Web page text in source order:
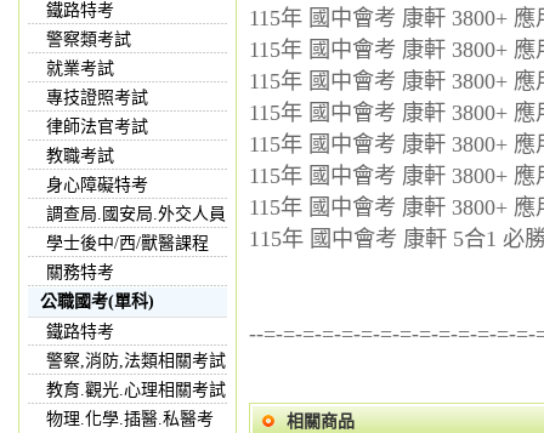
鐵路特考
警察類考試
就業考試
專技證照考試
律師法官考試
教職考試
身心障礙特考
調查局.國安局.外交人員
學士後中/西/獸醫課程
關務特考
公職國考(單科)
鐵路特考
警察,消防,法類相關考試
教育.觀光.心理相關考試
物理.化學.插醫.私醫考
115年 國中會考 康軒 3800+
115年 國中會考 康軒 3800+
115年 國中會考 康軒 3800+
115年 國中會考 康軒 3800+
115年 國中會考 康軒 3800+
115年 國中會考 康軒 3800+
115年 國中會考 康軒 3800+
115年 國中會考 康軒 5合1 必
--=-=-=-=-=-=-=-=-=-=-=-=-=-
相關商品